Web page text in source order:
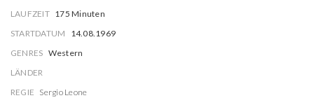
LAUFZEIT 175 Minuten
STARTDATUM
14.08.1969
GENRES Western
LÄNDER
REGIE Sergio Leone